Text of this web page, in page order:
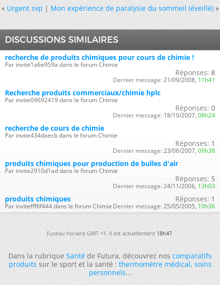
« Urgent svp|Mon expérience de paralysie du sommeil (éveillé) »
DISCUSSIONS SIMILAIRES
recherche de produits chimiques pour cours de chimie !
Par invite1a6e959a dans le forum Chimie
Réponses: 8
Dernier message: 21/09/2008, 11h41
Recherche produits commerciaux/chimie hplc
Par invite09692419 dans le forum Chimie
Réponses: 0
Dernier message: 18/10/2007, 08h24
recherche de cours de chimie
Par invite434daecb dans le forum Chimie
Réponses: 1
Dernier message: 23/06/2007, 09h38
produits chimiques pour production de bulles d'air
Par invite2910d1ad dans le forum Chimie
Réponses: 5
Dernier message: 24/11/2006, 13h03
produits chimiques
Par invitefff6f444 dans le forum Chimie
Réponses: 1
Dernier message: 25/05/2005, 10h36
Fuseau horaire GMT +1. Il est actuellement 18h47.
Dans la rubriqueSantéde Futura, découvrez noscomparatifs
produitssur le sport et la santé :thermomètre médical,soins
personnels...